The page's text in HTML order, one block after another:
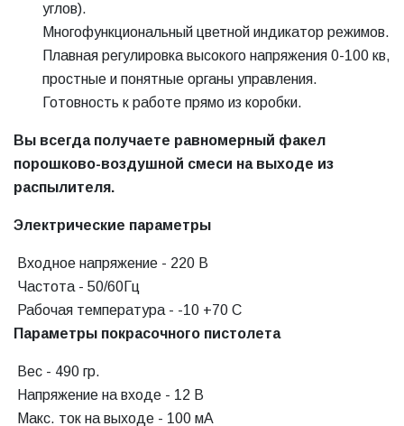
углов).
Многофункциональный цветной индикатор режимов.
Плавная регулировка высокого напряжения 0-100 кв,
простные и понятные органы управления.
Готовность к работе прямо из коробки.
Вы всегда получаете равномерный факел
порошково-воздушной смеси на выходе из
распылителя.
Электрические параметры
Входное напряжение - 220 В
Частота - 50/60Гц
Рабочая температура - -10 +70 С
Параметры покрасочного пистолета
Вес - 490 гр.
Напряжение на входе - 12 В
Макс. ток на выходе - 100 мА